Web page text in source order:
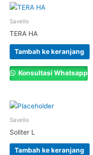
Savello
TERA HA
Tambah ke keranjang
Konsultasi Whatsapp
Savello
Soliter L
Tambah ke keranjang